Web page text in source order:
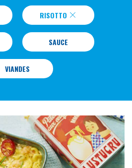
RISOTTO
SAUCE
VIANDES